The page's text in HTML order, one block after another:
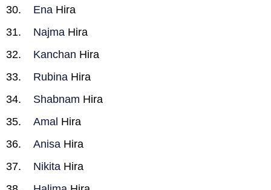
Ena Hira
Najma Hira
Kanchan Hira
Rubina Hira
Shabnam Hira
Amal Hira
Anisa Hira
Nikita Hira